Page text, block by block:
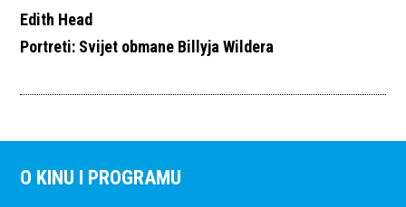
Edith Head
Portreti: Svijet obmane Billyja Wildera
O KINU I PROGRAMU